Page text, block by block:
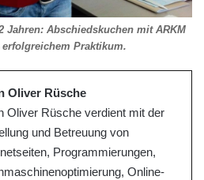
Jahren: Abschiedskuchen mit ARKM
Praktikum.
Oliver Rüsche
Oliver Rüsche verdient mit der
und Betreuung von
Programmierungen,
Online-